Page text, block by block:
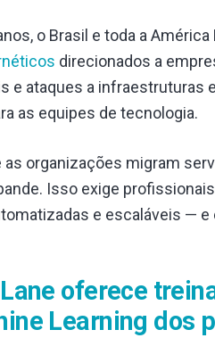
o Brasil e toda a
direcionados a
e ataques a infraestruturas
as equipes de tecnologia.
as organizações migram
Isso exige
e escaláveis —
oferece
Learning dos